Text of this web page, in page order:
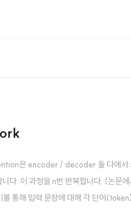
은 encoder / decoder 둘 다에서
. 이 과정을 n번 반복합니다. (논문
해 입력 문장에 대해 각 단어